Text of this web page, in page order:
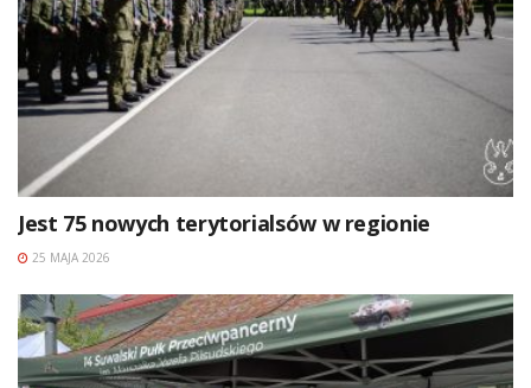
Jest 75 nowych terytorialsów w regionie
25 MAJA 2026